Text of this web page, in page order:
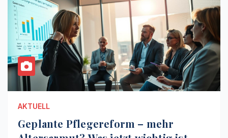
AKTUELL
Geplante Pflegereform – mehr